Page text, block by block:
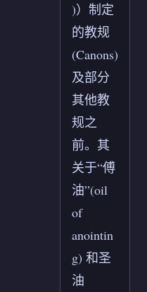
)）制定
的教规
(Canons)
及部分
其他教
规之
前。其
关于“傅
油”(oil
of
anointin
g) 和圣
油